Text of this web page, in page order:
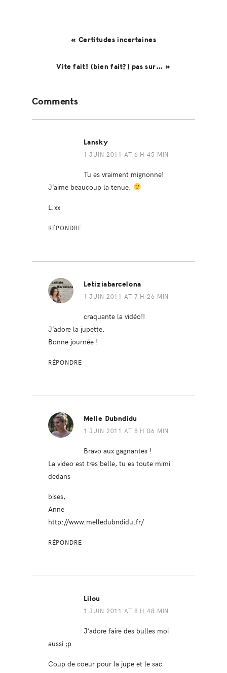
« Certitudes incertaines
Vite fait! (bien fait?) pas sur… »
Interactions
Comments
Lansky
1 JUIN 2011 AT 6 H 45 MIN
Tu es vraiment mignonne!
J’aime beaucoup la tenue.
L.xx
RÉPONDRE
Letiziabarcelona
1 JUIN 2011 AT 7 H 26 MIN
craquante la vidéo!!
J’adore la jupette.
Bonne journée !
RÉPONDRE
Melle Dubndidu
1 JUIN 2011 AT 8 H 06 MIN
Bravo aux gagnantes !
La video est tres belle, tu es toute mimi
dedans
bises,
Anne
http://www.melledubndidu.fr/
RÉPONDRE
Lilou
1 JUIN 2011 AT 8 H 48 MIN
J’adore faire des bulles moi
aussi ;p
Coup de coeur pour la jupe et le sac